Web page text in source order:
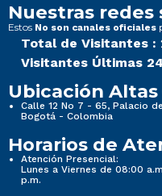
Nuestras redes
Estos No son canales oficiales
Total de Visitantes :
Visitantes Últimas
Ubicación Altas
Calle 12 No 7 - 65, Palacio
Bogotá - Colombia
Horarios de
Atención Presencial:
Lunes a Viernes de 08:00
p.m.